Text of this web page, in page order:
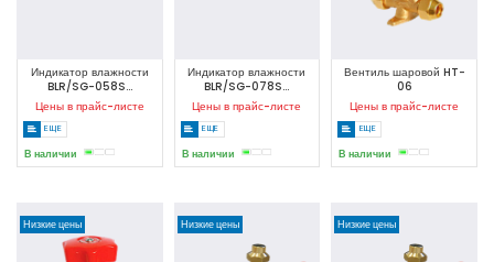
Индикатор влажности
BLR/SG-058S...
Цены в прайс-листе
ЕЩЕ
В наличии
Индикатор влажности
BLR/SG-078S...
Цены в прайс-листе
ЕЩЕ
В наличии
Вентиль шаровой HT-
06
Цены в прайс-листе
ЕЩЕ
В наличии
Низкие цены Низкие цены Низкие цены